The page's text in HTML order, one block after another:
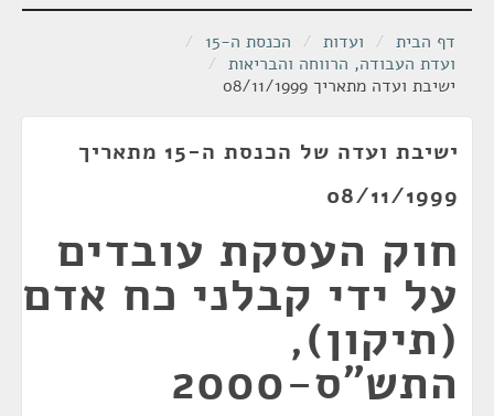
דף הבית / ועדות / הכנסת ה-15
/
ועדת העבודה, הרווחה והבריאות /
ישיבת ועדה מתאריך 08/11/1999
ישיבת ועדה של הכנסת ה-15 מתאריך
08/11/1999
חוק העסקת עובדים
על ידי קבלני כח אדם
(תיקון),
התש"ס-2000